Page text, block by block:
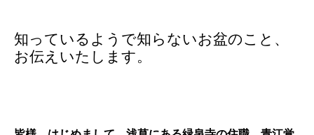
知っているようで知らないお盆のこと、
お伝えいたします。